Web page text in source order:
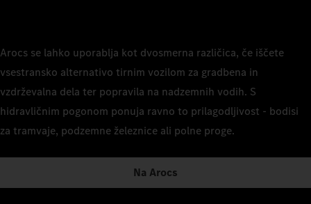
Arocs se lahko uporablja kot dvosmerna različica, če iščete
vsestransko alternativo tirnim vozilom za gradbena in
vzdrževalna dela ter popravila na nadzemnih vodih. S
hidravličnim pogonom ponuja ravno to prilagodljivost - bodisi
za tramvaje, podzemne železnice ali polne proge.
Na Arocs